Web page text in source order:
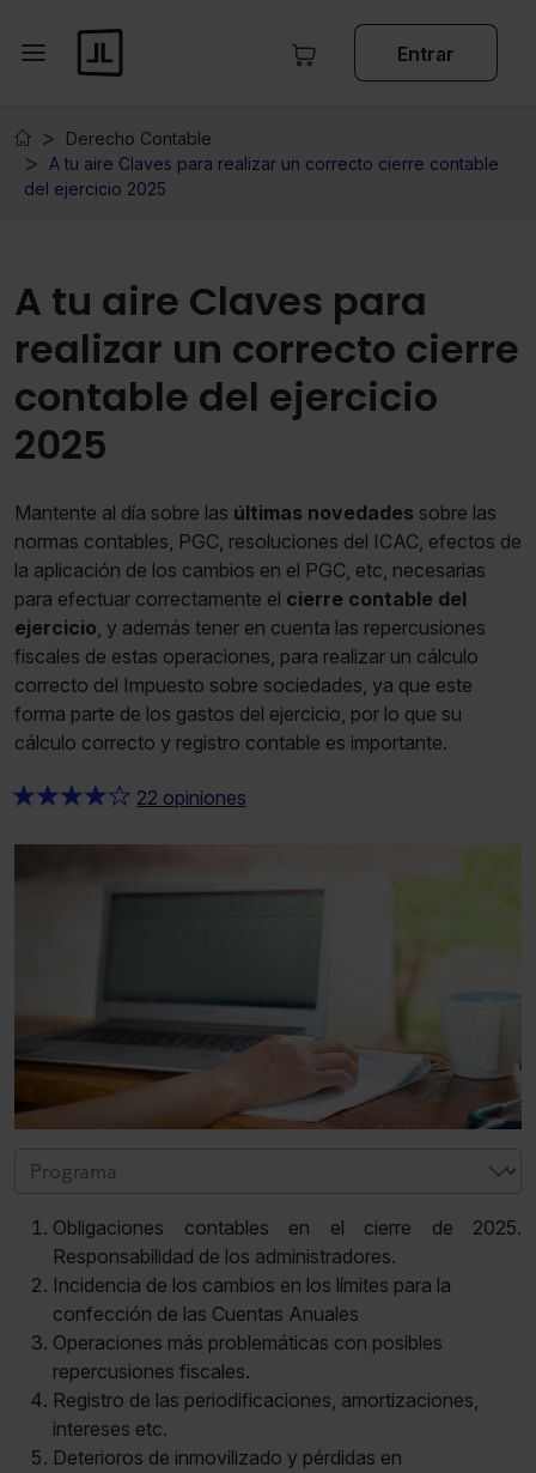
Entrar
Derecho Contable
A tu aire Claves para realizar un correcto cierre contable
del ejercicio 2025
A tu aire Claves para
realizar un correcto cierre
contable del ejercicio
2025
Mantente al día sobre las últimas novedades sobre las
normas contables, PGC, resoluciones del ICAC, efectos de
la aplicación de los cambios en el PGC, etc, necesarias
para efectuar correctamente el cierre contable del
ejercicio, y además tener en cuenta las repercusiones
fiscales de estas operaciones, para realizar un cálculo
correcto del Impuesto sobre sociedades, ya que este
forma parte de los gastos del ejercicio, por lo que su
cálculo correcto y registro contable es importante.
★★★★★ 22 opiniones
Obligaciones contables en el cierre de 2025.
Responsabilidad de los administradores.
Incidencia de los cambios en los límites para la
confección de las Cuentas Anuales
Operaciones más problemáticas con posibles
repercusiones fiscales.
Registro de las periodificaciones, amortizaciones,
intereses etc.
Deterioros de inmovilizado y pérdidas en